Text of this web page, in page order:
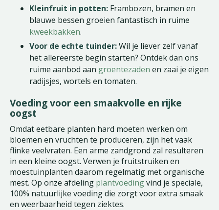
Kleinfruit in potten: Frambozen, bramen en
blauwe bessen groeien fantastisch in ruime
kweekbakken.
Voor de echte tuinder:Wil je liever zelf vanaf
het allereerste begin starten? Ontdek dan ons
ruime aanbod aan groentezaden en zaai je eigen
radijsjes, wortels en tomaten.
Voeding voor een smaakvolle en rijke
oogst
Omdat eetbare planten hard moeten werken om
bloemen en vruchten te produceren, zijn het vaak
flinke veelvraten. Een arme zandgrond zal resulteren
in een kleine oogst. Verwen je fruitstruiken en
moestuinplanten daarom regelmatig met organische
mest. Op onze afdeling plantvoedingvind je speciale,
100% natuurlijke voeding die zorgt voor extra smaak
en weerbaarheid tegen ziektes.